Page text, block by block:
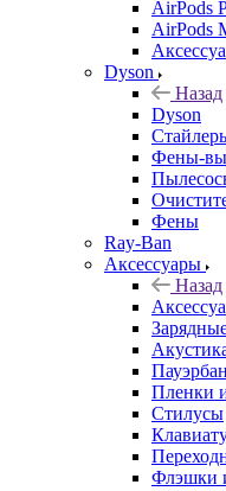
AirPods
AirPods
Dyson
Назад
Dyson
Фены-
Фены
Ray-Ban
Аксессуары
Назад
Пленки
Стилусы
Флэшки